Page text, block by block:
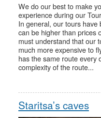
We do our best to make
experience during our
In general, our tours have
can be higher than prices
must understand that our
much more expensive to
has the same route every
complexity of the route...
Staritsa’s caves